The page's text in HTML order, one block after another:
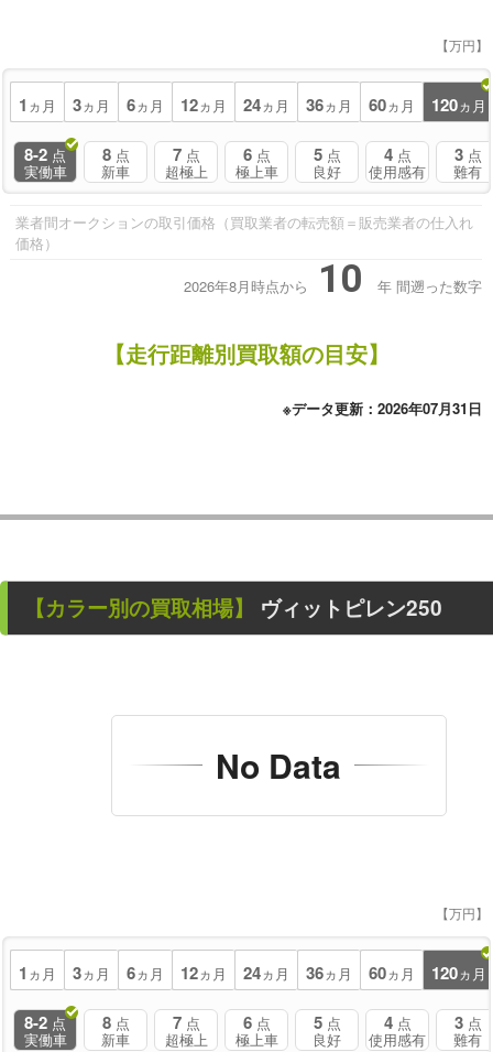
【万円】
1 ヵ月 3ヵ月 6ヵ月 12ヵ月 24ヵ月 36ヵ月 60ヵ月 120ヵ月
8-2 点
実働車
8 点
新車
7 点
超極上
6 点
極上車
5 点
良好
4 点
使用感有
3 点
難有
業者間オークションの取引価格（買取業者の転売額＝販売業者の仕入れ
価格）
2026年8月時点から 10 年 間遡った数字
【走行距離別買取額の目安】
※データ更新：2026年07月31日
【カラー別の買取相場】 ヴィットピレン250
No Data
【万円】
1 ヵ月 3ヵ月 6ヵ月 12ヵ月 24ヵ月 36ヵ月 60ヵ月 120ヵ月
8-2 点
実働車
8 点
新車
7 点
超極上
6 点
極上車
5 点
良好
4 点
使用感有
3 点
難有